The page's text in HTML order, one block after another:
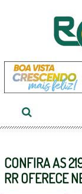
CONFIRA AS
RR OFERECE